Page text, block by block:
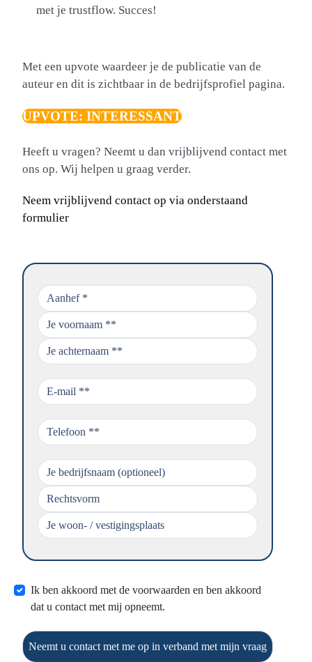
met je trustflow. Succes!
Met een upvote waardeer je de publicatie van de
auteur en dit is zichtbaar in de bedrijfsprofiel pagina.
UPVOTE: INTERESSANT
Heeft u vragen? Neemt u dan vrijblijvend contact met
ons op. Wij helpen u graag verder.
Neem vrijblijvend contact op via onderstaand
formulier
Ik ben akkoord met de voorwaarden en ben akkoord
dat u contact met mij opneemt.
Neemt u contact met me op in verband met mijn vraag